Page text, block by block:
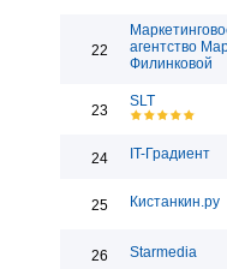
22
агентство
Филинковой
23
SLT
24 IT-Градиент
25 Кистанкин.ру
26 Starmedia